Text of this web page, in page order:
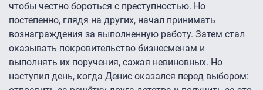
чтобы честно бороться с преступностью. Но
постепенно, глядя на других, начал принимать
вознаграждения за выполненную работу. Затем стал
оказывать покровительство бизнесменам и
выполнять их поручения, сажая невиновных. Но
наступил день, когда Денис оказался перед выбором: